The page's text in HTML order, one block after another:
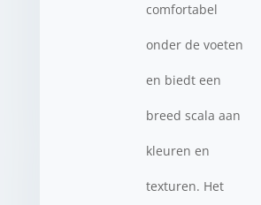
comfortabel
onder de voeten
en biedt een
breed scala aan
kleuren en
texturen. Het